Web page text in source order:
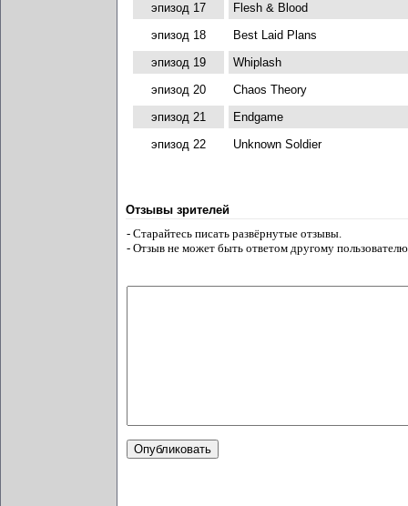
эпизод 17
Flesh & Blood
эпизод 18
Best Laid Plans
эпизод 19
Whiplash
эпизод 20
Chaos Theory
эпизод 21
Endgame
эпизод 22
Unknown Soldier
Отзывы зрителей
- Старайтесь писать развёрнутые отзывы.
- Отзыв не может быть ответом другому